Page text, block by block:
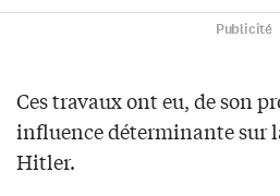
Publicité
Ces travaux ont eu, de son
influence déterminante sur
Hitler.